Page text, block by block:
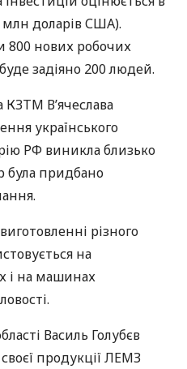
доларівСША).
800 нових робочих
задіяно 200 людей.
КЗТМ В’ячеслава
українського
РФ виникла близько
була придбано
різного
на
і на машинах
Василь Голубєв
продукції ЛЕМЗ